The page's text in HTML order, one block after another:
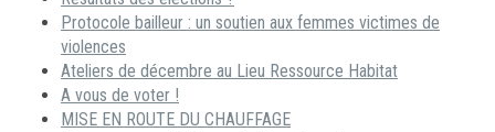
Protocole bailleur : un soutien aux femmes victimes de
violences
Ateliers de décembre au Lieu Ressource Habitat
A vous de voter !
MISE EN ROUTE DU CHAUFFAGE